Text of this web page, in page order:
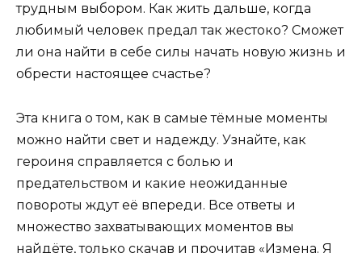
трудным выбором. Как жить дальше, когда
любимый человек предал так жестоко? Сможет
ли она найти в себе силы начать новую жизнь и
обрести настоящее счастье?
Эта книга о том, как в самые тёмные моменты
можно найти свет и надежду. Узнайте, как
героиня справляется с болью и
предательством и какие неожиданные
повороты ждут её впереди. Все ответы и
множество захватывающих моментов вы
найдёте, только скачав и прочитав «Измена. Я